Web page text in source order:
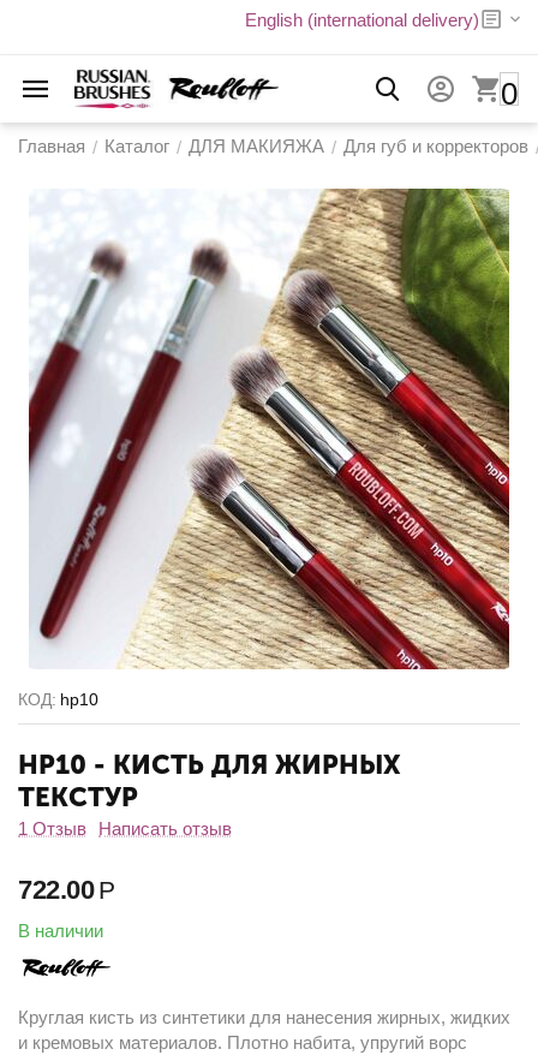
English (international delivery)
0
Главная / Каталог / ДЛЯ МАКИЯЖА / Для губ и корректоров
КОД: hp10
HP10 - КИСТЬ ДЛЯ ЖИРНЫХ
ТЕКСТУР
1 Отзыв Написать отзыв
722.00 Р
В наличии
Круглая кисть из синтетики для нанесения жирных, жидких
и кремовых материалов. Плотно набита, упругий ворс